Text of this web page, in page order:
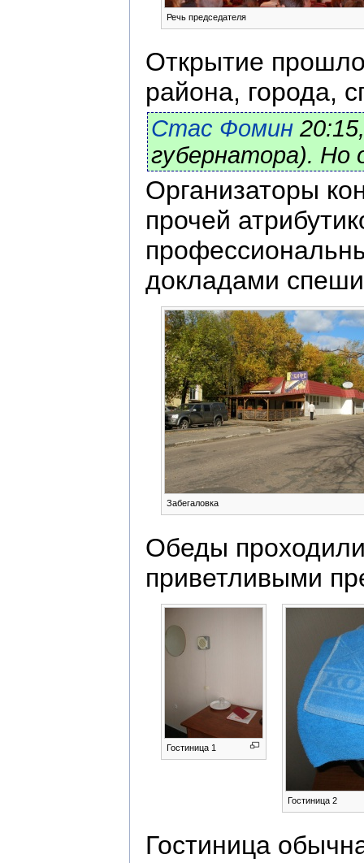
Речь председателя
Открытие
района, города,
Стас Фомин
губернатора). Но
Организаторы
прочей
докладами
Забегаловка
Обеды
приветливыми
Гостиница 1
Гостиница 2
Гостиница